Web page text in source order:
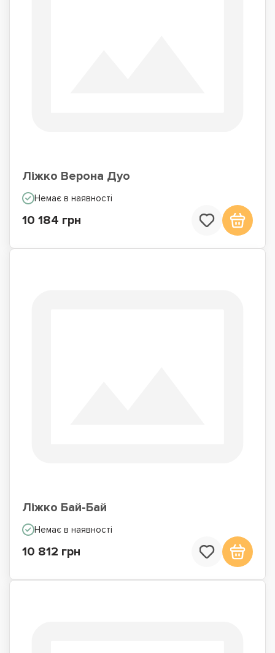
Ліжко Верона Дуо
Немає в наявності
10 184 грн
Ліжко Бай-Бай
Немає в наявності
10 812 грн